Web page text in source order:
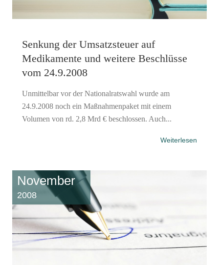
Senkung der Umsatzsteuer auf
Medikamente und weitere Beschlüsse
vom 24.9.2008
Unmittelbar vor der Nationalratswahl wurde am
24.9.2008 noch ein Maßnahmenpaket mit einem
Volumen von rd. 2,8 Mrd € beschlossen. Auch...
Weiterlesen
November
2008